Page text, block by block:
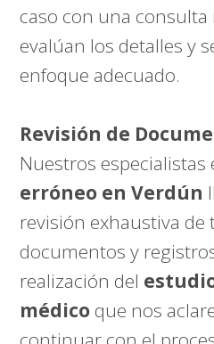
caso con una consulta
evalúan los detalles y
enfoque adecuado.
Revisión de
Nuestros especialistas
erróneo en Verdún
revisión exhaustiva de
documentos y
realización del
médico que nos